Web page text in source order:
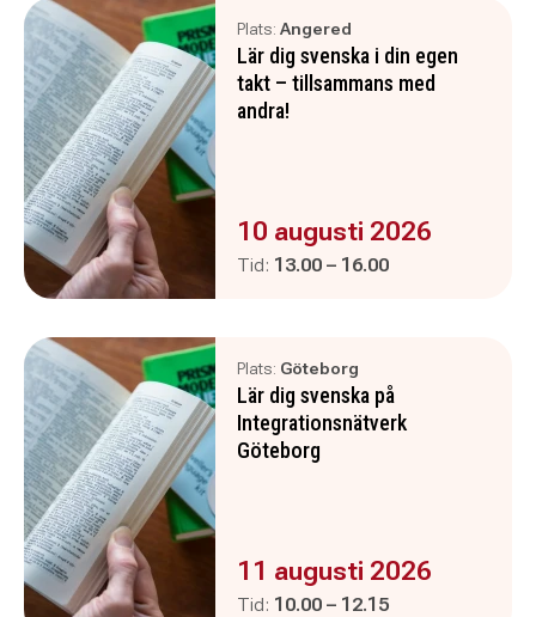
Plats: Angered
Lär dig svenska i din egen
takt – tillsammans med
andra!
Evenemanget är :
10 augusti 2026
Tid: Pågår mellan
13.00 – och
16.00
Plats: Göteborg
Lär dig svenska på
Integrationsnätverk
Göteborg
Evenemanget är :
11 augusti 2026
Tid: Pågår mellan
10.00 – och
12.15